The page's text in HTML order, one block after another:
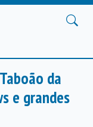
da
e grandes